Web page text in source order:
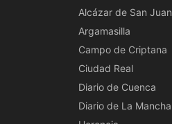
Alcázar de San Juan
Argamasilla
Campo de Criptana
Ciudad Real
Diario de Cuenca
Diario de La Mancha